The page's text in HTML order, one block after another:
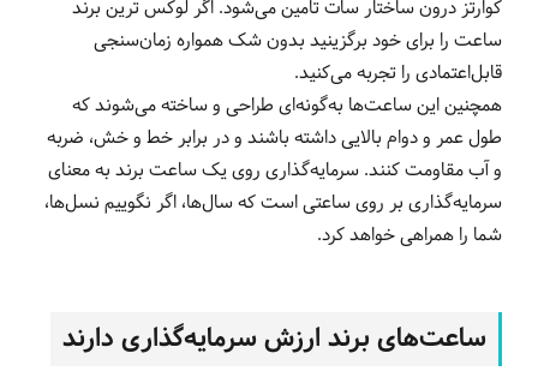
کوارتز درون ساختار سات تأمین می‌شود. اگر لوکس ترین برند
ساعت را برای خود برگزینید بدون شک همواره زمان‌سنجی
قابل‌اعتمادی را تجربه می‌کنید.
همچنین این ساعت‌ها به‌گونه‌ای طراحی و ساخته می‌شوند که
طول عمر و دوام بالایی داشته باشند و در برابر خط و خش، ضربه
و آب مقاومت کنند. سرمایه‌گذاری روی یک ساعت برند به معنای
سرمایه‌گذاری بر روی ساعتی است که سال‌ها، اگر نگوییم نسل‌ها،
شما را همراهی خواهد کرد.
ساعت‌های برند ارزش سرمایه‌گذاری دارند